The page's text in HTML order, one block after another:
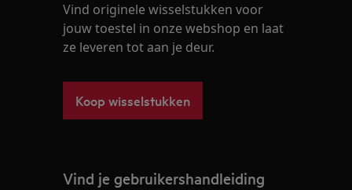
Vind originele wisselstukken voor
jouw toestel in onze webshop en laat
ze leveren tot aan je deur.
Koop wisselstukken
Vind je gebruikershandleiding